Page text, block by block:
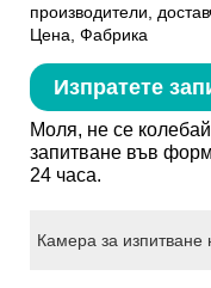
производители,
Цена, Фабрика
Изпратете
Моля, не се
запитване във
24 часа.